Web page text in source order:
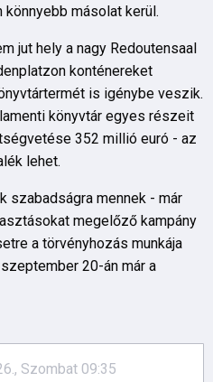
másolat kerül.
jut hely a nagy Redoutensaal
konténereket
is igénybe veszik.
könyvtár egyes részeit
352 millió euró - az
lehet.
szabadságra mennek - már
megelőző kampány
a törvényhozás munkája
20-án már a
Szombat 09:35